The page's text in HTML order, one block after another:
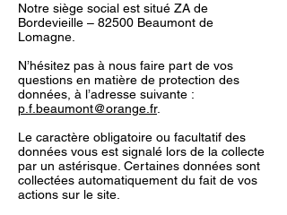
Notre siège social est situé ZA de
Bordevieille – 82500 Beaumont de
Lomagne.
N’hésitez pas à nous faire part de vos
questions en matière de protection des
données, à l’adresse suivante :
p.f.beaumont@orange.fr.
Le caractère obligatoire ou facultatif des
données vous est signalé lors de la collecte
par un astérisque. Certaines données sont
collectées automatiquement du fait de vos
actions sur le site.